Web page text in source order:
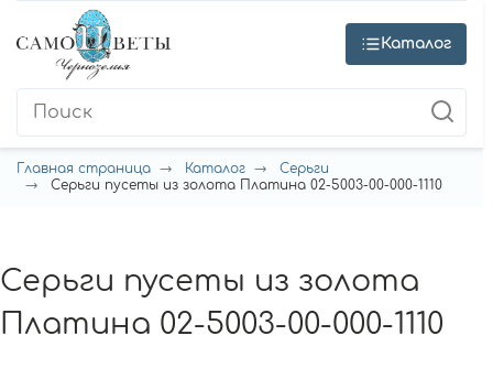
Каталог
Главная страница Каталог
Серьги
Серьги пусеты из золота Платина 02-5003-00-000-1110
Серьги пусеты из золота
Платина 02-5003-00-000-1110